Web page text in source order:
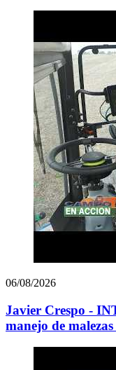
06/08/2026
Javier Crespo -
manejo de